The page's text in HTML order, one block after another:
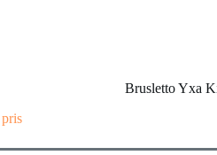
Brusletto Yxa